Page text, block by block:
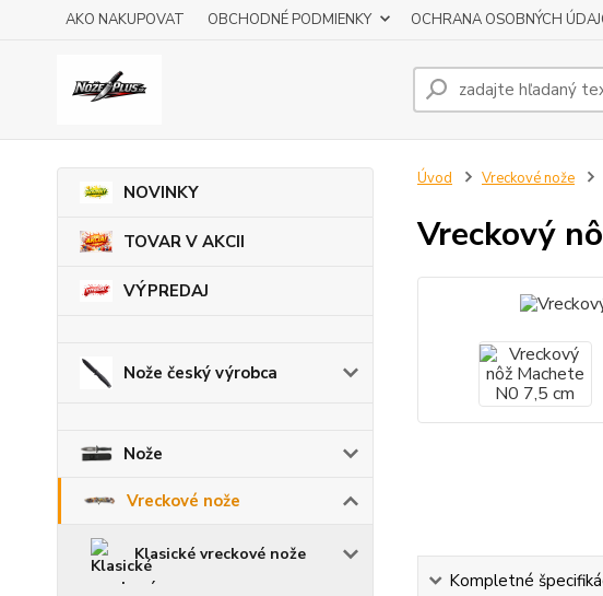
AKO NAKUPOVAT OBCHODNÉ PODMIENKY OCHRANA OSOBNÝCH
NOVINKY
TOVAR V AKCII
VÝPREDAJ
Nože český výrobca
Nože
Vreckové nože
Klasické vreckové nože
Úvod Vreckové nože
Vreckový
Kompletné